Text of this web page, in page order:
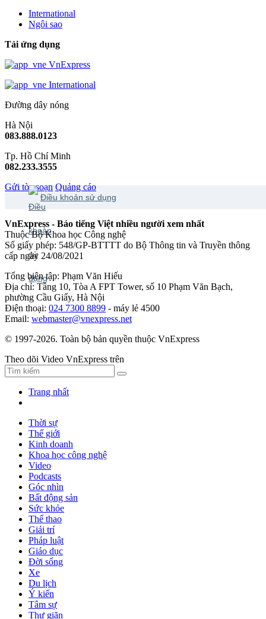
International
Ngôi sao
Tải ứng dụng
VnExpress
International
Đường dây nóng
Hà Nội
083.888.0123
Tp. Hồ Chí Minh
082.233.3555
Gửi tòa soạn Quảng cáo
Điều khoản sử dụng
VnExpress - Báo tiếng Việt nhiều người xem nhất
Thuộc Bộ Khoa học Công nghệ
Số giấy phép: 548/GP-BTTTT do Bộ Thông tin và Truyền thông
cấp ngày 24/08/2021
Tổng biên tập: Phạm Văn Hiếu
Địa chỉ: Tầng 10, Tòa A FPT Tower, số 10 Phạm Văn Bạch,
phường Cầu Giấy, Hà Nội
Điện thoại: 024 7300 8899 - máy lẻ 4500
Email: webmaster@vnexpress.net
© 1997-2026. Toàn bộ bản quyền thuộc VnExpress
Theo dõi Video VnExpress trên
Trang nhất
Thời sự
Thế giới
Kinh doanh
Khoa học công nghệ
Video
Podcasts
Góc nhìn
Bất động sản
Sức khỏe
Thể thao
Giải trí
Pháp luật
Giáo dục
Đời sống
Xe
Du lịch
Ý kiến
Tâm sự
Thư giãn